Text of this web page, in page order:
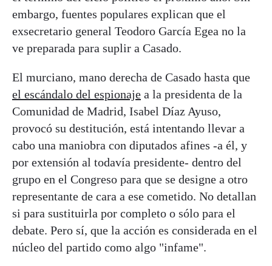
embargo, fuentes populares explican que el
exsecretario general Teodoro García Egea no la
ve preparada para suplir a Casado.
El murciano, mano derecha de Casado hasta que
el escándalo del espionaje a la presidenta de la
Comunidad de Madrid, Isabel Díaz Ayuso,
provocó su destitución, está intentando llevar a
cabo una maniobra con diputados afines -a él, y
por extensión al todavía presidente- dentro del
grupo en el Congreso para que se designe a otro
representante de cara a ese cometido. No detallan
si para sustituirla por completo o sólo para el
debate. Pero sí, que la acción es considerada en el
núcleo del partido como algo "infame".